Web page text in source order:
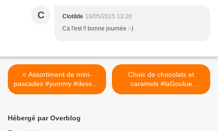
C Clotilde 18/05/2015 13:20
Ca l'est !! bonne journée :-)
< Assortiment de mini-
pascades #yummy #dessert
#pascade
Choix de chocolats et
caramels #laGoulue
#normandie #yummy
Hébergé par Overblog